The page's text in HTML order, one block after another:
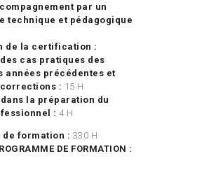
par un
technique et pédagogique
de la certification :
cas pratiques des
années précédentes et
: 15 H
la préparation du
: 4 H
de formation : 330 H
DE FORMATION :